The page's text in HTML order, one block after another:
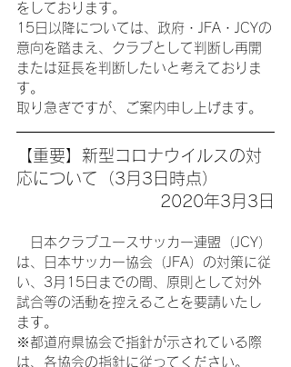
をしております。
15日以降については、政府・JFA・JCYの
意向を踏まえ、クラブとして判断し再開
または延長を判断したいと考えておりま
す。
取り急ぎですが、ご案内申し上げます。
【重要】新型コロナウイルスの対
応について（3月3日時点）
2020年3月3日
日本クラブユースサッカー連盟（JCY）
は、日本サッカー協会（JFA）の対策に従
い、3月15日までの間、原則として対外
試合等の活動を控えることを要請いたし
ます。
※都道府県協会で指針が示されている際
は、各協会の指針に従ってください。